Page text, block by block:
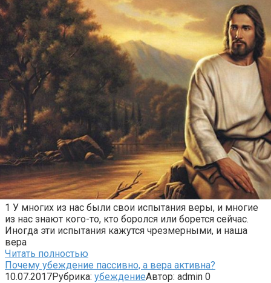
1 У многих из нас были свои испытания веры, и многие
из нас знают кого-то, кто боролся или борется сейчас.
Иногда эти испытания кажутся чрезмерными, и наша
вера
Читать полностью
Почему убеждение пассивно, а вера активна?
10.07.2017Рубрика: убеждениеАвтор: admin 0